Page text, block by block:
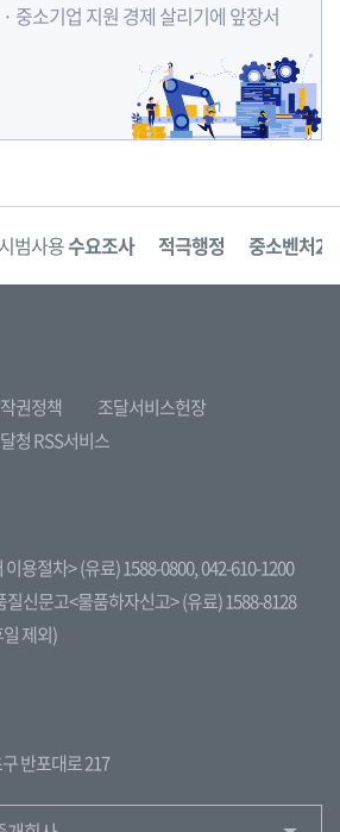
중소기업 지원 경제 살리기에 앞장서
범사용수요조사 적극행정 중소벤처24
권정책
조달서비스헌장
청 RSS서비스
이용절차>(유료) 1588-0800,042-610-1200
질신문고<물품하자신고>(유료) 1588-8128
제외)
반포대로 217